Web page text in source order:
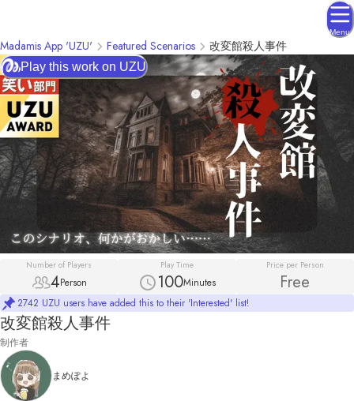
Menu
Madamis App 'UZU' Featured Scenarios 改変館殺人事件
Number of Players
4Person
Play Time
100Minutes
Price per Person
Free
2742 UZU users have added this to their 'Interested' list!
Play this work on UZU
改変館殺人事件
制作者
まめぽよ